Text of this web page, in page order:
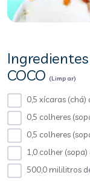
Ingredientes
COCO (Limpar)
0,5 xícaras (chá)
0,5 colheres
0,5 colheres
1,0 colher (sopa)
500,0 mililitros